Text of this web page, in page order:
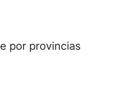
por provincias